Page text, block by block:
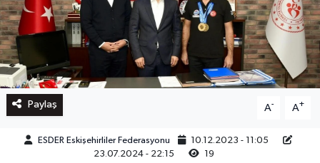
Paylaş A- A+
ESDER Eskişehirliler Federasyonu
10.12.2023 - 11:05
23.07.2024 - 22:15
19